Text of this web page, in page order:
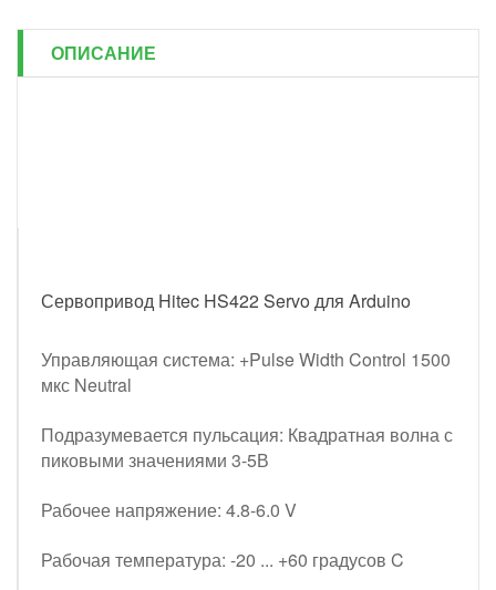
ОПИСАНИЕ
Сервопривод Hitec HS422 Servo для Arduino
Управляющая система: +Pulse Width Control 1500
мкс Neutral
Подразумевается пульсация: Квадратная волна с
пиковыми значениями 3-5В
Рабочее напряжение: 4.8-6.0 V
Рабочая температура: -20 ... +60 градусов C